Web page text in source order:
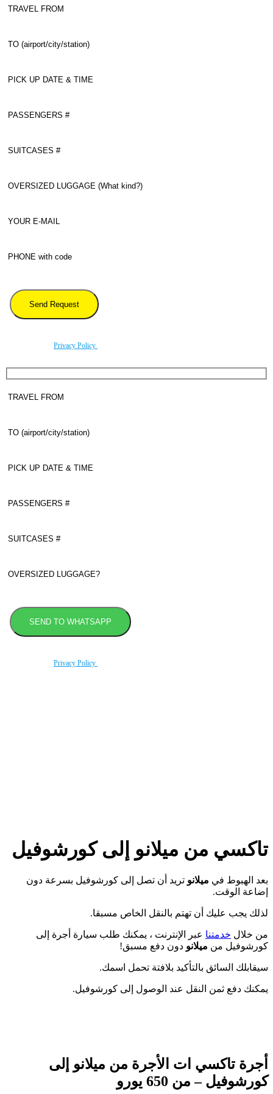
Privacy Policy
Privacy Policy
تاكسي من ميلانو إلى كورشوفيل
بعد الهبوط في ميلانو تريد أن تصل إلى كورشوفيل بسرعة دون
إضاعة الوقت.
لذلك يجب عليك أن تهتم بالنقل الخاص مسبقا.
من خلال خدمتنا عبر الإنترنت ، يمكنك طلب سيارة أجرة إلى
كورشوفيل من ميلانو دون دفع مسبق!
سيقابلك السائق بالتأكيد بلافتة تحمل اسمك.
يمكنك دفع ثمن النقل عند الوصول إلى كورشوفيل.
أجرة تاكسي ات الأجرة من ميلانو إلى
كورشوفيل – من 650 يورو